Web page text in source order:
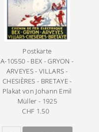
Postkarte
A-10550 - BEX - GRYON -
ARVEYES - VILLARS -
CHESIÈRES - BRETAYE -
Plakat von Johann Emil
Müller - 1925
Regulärer
CHF 1.50